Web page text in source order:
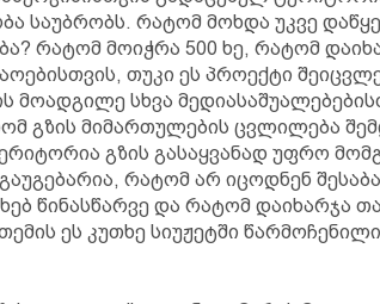
საუბრობს. რატომ მოხდა უკვე
რატომ მოიჭრა 500 ხე, რატომ
თუკი ეს პროექტი
მოადგილე სხვა
გზის მიმართულების ცვლილება
გზის გასაყვანად უფრო
რატომ არ იცოდნენ
წინასწარვე და რატომ დაიხარჯა
ეს კუთხე სიუჟეტში